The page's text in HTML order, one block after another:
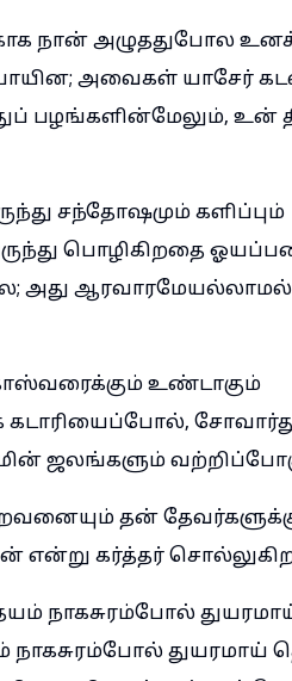
நான் அழுததுபோல
அவைகள் யாசேர்
பழங்களின்மேலும், உன்
சந்தோஷமும் களிப்பும்
பொழிகிறதை
அது
உண்டாகும்
கடாரியைப்போல்,
ஜலங்களும்
தன்
கர்த்தர்
நாகசுரம்போல்
நாகசுரம்போல் துயரமாய்